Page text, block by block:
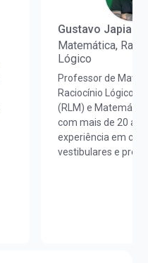
Gustavo
Matemática,
Lógico
Professor de
Raciocínio Lógico
(RLM) e
com mais de 20
experiência em
vestibulares e